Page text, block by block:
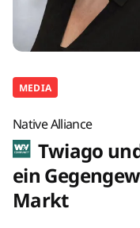
MEDIA
Native Alliance
Twiago
ein
Markt